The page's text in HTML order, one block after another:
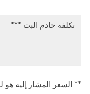
تكلفة خادم البث ***